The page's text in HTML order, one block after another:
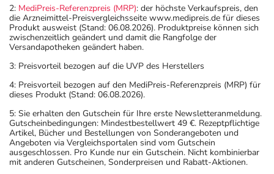
Aufbewahrung
Wichtige Hinweise
Was sollten Sie beachten?
- Vorsicht bei Allergie gegen Statine wie Pravastatin!
- Vorsicht bei Allergie gegen Propylenglykol und ähnliche
Stoffe!
- Vorsicht bei Allergie gegen Bindemittel (z.B.
Carboxymethylcellulose mit der E-Nummer E 466)!
- Vorsicht bei Allergie gegen Natriumlaurylsulfat und
ähnliche Stoffe!
2: MediPreis-Referenzpreis (MRP): der höchste Verkaufspreis, den
die Arzneimittel-Preisvergleichsseite www.medipreis.de für dieses
Produkt ausweist (Stand: 06.08.2026). Produktpreise können sich
zwischenzeitlich geändert und damit die Rangfolge der
Versandapotheken geändert haben.
3: Preisvorteil bezogen auf die UVP des Herstellers
4: Preisvorteil bezogen auf den MediPreis-Referenzpreis (MRP) für
dieses Produkt (Stand: 06.08.2026).
5: Sie erhalten den Gutschein für Ihre erste Newsletteranmeldung.
Gutscheinbedingungen: Mindestbestellwert 49 €. Rezeptpflichtige
Artikel, Bücher und Bestellungen von Sonderangeboten und
Angeboten via Vergleichsportalen sind vom Gutschein
ausgeschlossen. Pro Kunde nur ein Gutschein. Nicht kombinierbar
mit anderen Gutscheinen, Sonderpreisen und Rabatt-Aktionen.